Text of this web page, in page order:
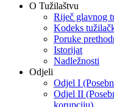
O Tužilaštvu
Riječ glavnog
Kodeks
Poruke
Istorijat
Nadležnosti
Odjeli
Odjel I
Odjel II